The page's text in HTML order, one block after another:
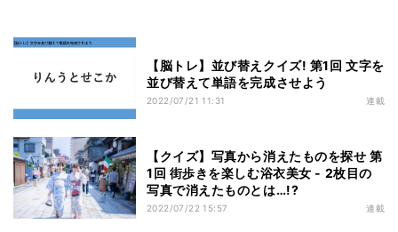
【脳トレ】並び替えクイズ! 第1回 文字を
並び替えて単語を完成させよう
2022/07/21 11:31 連載
【クイズ】写真から消えたものを探せ 第
1回 街歩きを楽しむ浴衣美女 - 2枚目の
写真で消えたものとは…!?
2022/07/22 15:57 連載